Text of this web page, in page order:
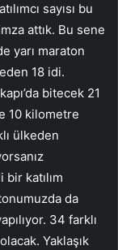
sayısı bu
attık. Bu sene
yarı maraton
18 idi.
bitecek 21
10 kilometre
ülkeden
katılım
da
34 farklı
Yaklaşık